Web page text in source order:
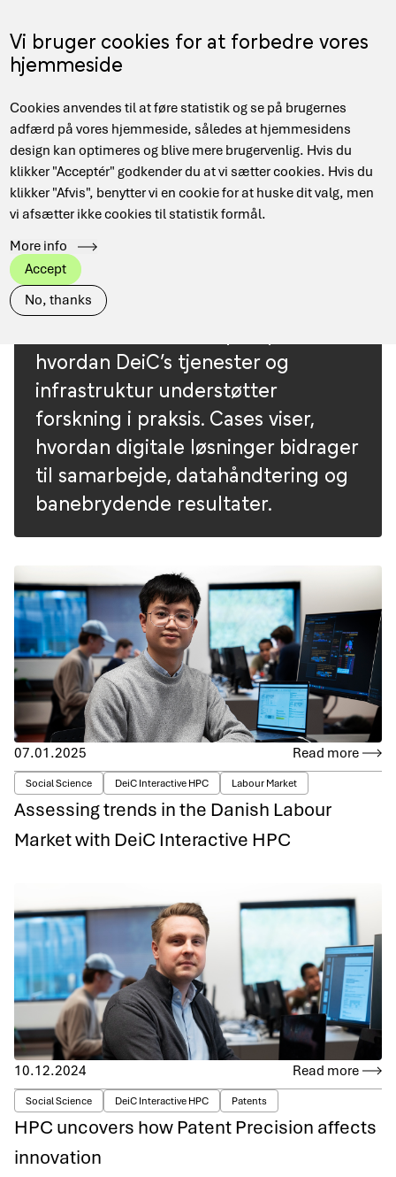
Vi bruger cookies for at forbedre vores
hjemmeside
Cookies anvendes til at føre statistik og se på brugernes
adfærd på vores hjemmeside, således at hjemmesidens
design kan optimeres og blive mere brugervenlig. Hvis du
klikker "Acceptér" godkender du at vi sætter cookies. Hvis du
klikker "Afvis", benytter vi en cookie for at huske dit valg, men
vi afsætter ikke cookies til statistik formål.
More info
Accept
No, thanks
to
main
content
DA
Main
navigation
Breadcrumb
Hjem Use cases
Research
areaView all Arts Industry
Computer Science
Health
EuroCC Denmark
Public Administration
hvordan DeiC’s tjenester og
infrastruktur understøtter
forskning i praksis. Cases viser,
hvordan digitale løsninger bidrager
til samarbejde, datahåndtering og
banebrydende resultater.
07.01.2025 Read more
Social Science DeiC Interactive HPC Labour Market
Assessing trends in the Danish Labour
Market with DeiC Interactive HPC
10.12.2024 Read more
Social Science DeiC Interactive HPC Patents
HPC uncovers how Patent Precision affects
innovation